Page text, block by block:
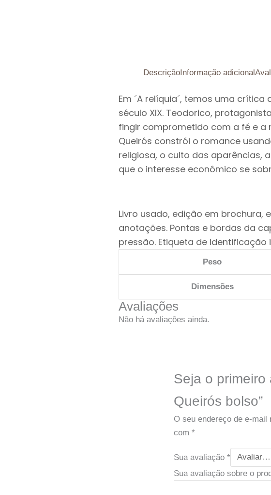
Descrição Informação adicional
Em ´A relíquia´, temos uma
século XIX. Teodorico,
fingir comprometido com a fé e a
Queirós constrói o romance
religiosa, o culto das aparências,
que o interesse econômico se
Livro usado, edição em brochura,
anotações. Pontas e bordas da
pressão. Etiqueta de
Peso
Dimensões
Avaliações
Não há avaliações ainda.
Seja o primeiro
Queirós bolso”
O seu endereço de e-mail
com *
Sua avaliação *
Sua avaliação sobre o